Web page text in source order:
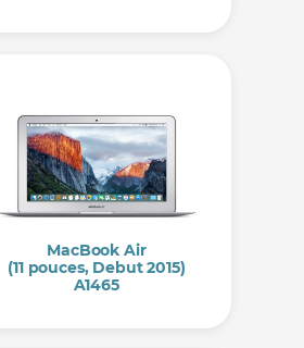
MacBook Air
(11 pouces, Debut 2015)
A1465